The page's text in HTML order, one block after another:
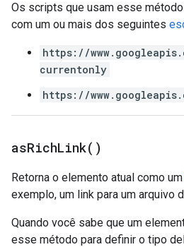
Os scripts que usam esse
com um ou mais dos seguintes
https://
currentonly
https://
asRichLink( )
Retorna o elemento atual como um
exemplo, um link para um arquivo
Quando você sabe que um
esse método para definir o tipo